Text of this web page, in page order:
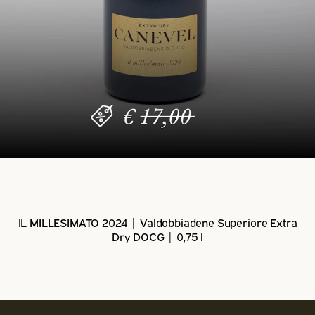
IL MILLESIMATO 2024 | Valdobbiadene Superiore Extra
Dry DOCG | 0,75 l